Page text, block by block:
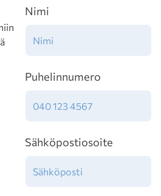
Nimi
Puhelinnumero
Sähköpostiosoite